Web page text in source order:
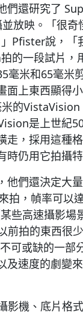
們還研究了
放映。「很
Pfister說，
的一段試片，
毫米和65毫
面上東西顯得
的
是上世紀
走，採用這種
仍用它拍攝
他們還決定大
拍，幀率可
些高速攝影
拍的東西很
可或缺的一部
及速度的劇變
影機、底片格